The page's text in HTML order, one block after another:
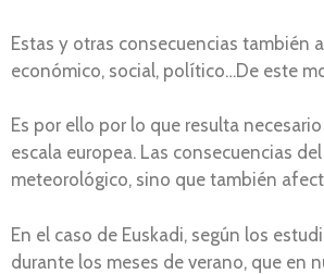
Estas y otras consecuencias también
económico, social, político…De este
Es por ello por lo que resulta
escala europea. Las consecuencias
meteorológico, sino que también
En el caso de Euskadi, según los
durante los meses de verano, que en